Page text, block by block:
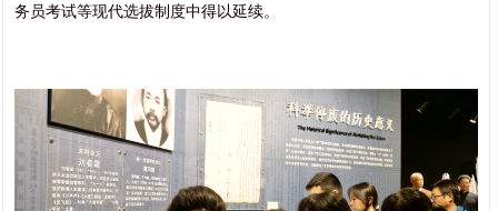
务员考试等现代选拔制度中得以延续。